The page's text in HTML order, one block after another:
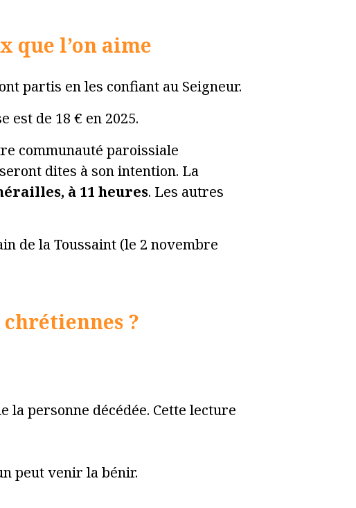
que l’on aime
partis en les confiant au Seigneur.
est de 18 € en 2025.
communauté paroissiale
dites à son intention. La
à 11 heures. Les autres
de la Toussaint (le 2 novembre
chrétiennes ?
la personne décédée. Cette lecture
peut venir la bénir.